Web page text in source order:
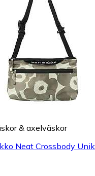
& axelväskor
Neat Crossbody